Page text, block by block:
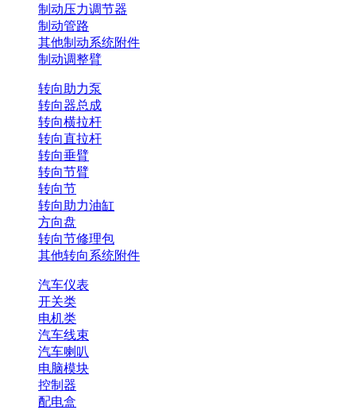
制动压力调节器
制动管路
其他制动系统附件
制动调整臂
转向助力泵
转向器总成
转向横拉杆
转向直拉杆
转向垂臂
转向节臂
转向节
转向助力油缸
方向盘
转向节修理包
其他转向系统附件
汽车仪表
开关类
电机类
汽车线束
汽车喇叭
电脑模块
控制器
配电盒